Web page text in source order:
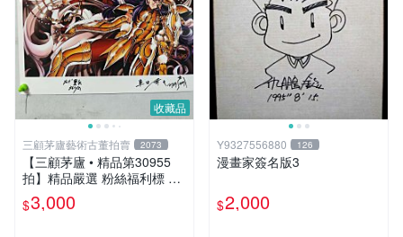
收藏品
三顧茅廬藝術古董拍賣 2073
【三顧茅廬 • 精品第30955
拍】精品嚴選 粉絲福利標 日
本動漫大師 車田正美簽名照
片《聖鬥士星矢》！ 特惠起
$3,000
Y9327556880 126
漫畫家簽名版3
$2,000